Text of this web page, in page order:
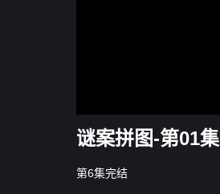
谜案拼图-第01集
第6集完结